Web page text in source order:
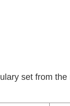
set from